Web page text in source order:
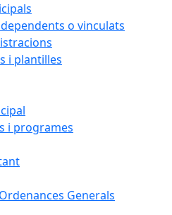
o vinculats
i plantilles
i programes
Generals